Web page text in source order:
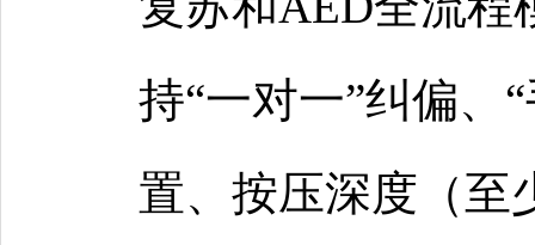
持“一对一”纠偏、
置、按压深度（至